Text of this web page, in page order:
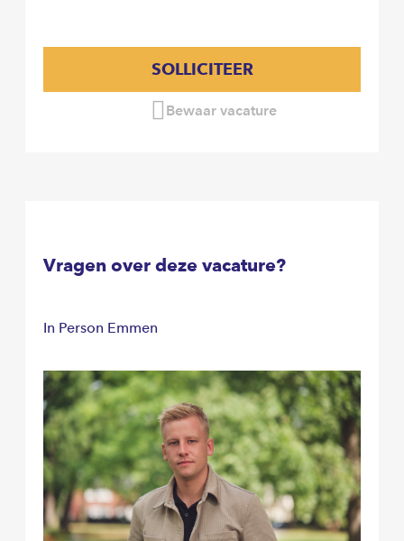
SOLLICITEER
Bewaar vacature
Vragen over deze vacature?
In Person Emmen